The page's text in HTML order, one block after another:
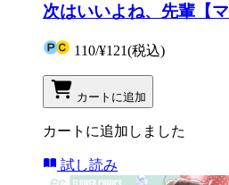
次はいいよね、先輩【
110/¥121(税込)
カートに追加
カートに追加しました
試し読み